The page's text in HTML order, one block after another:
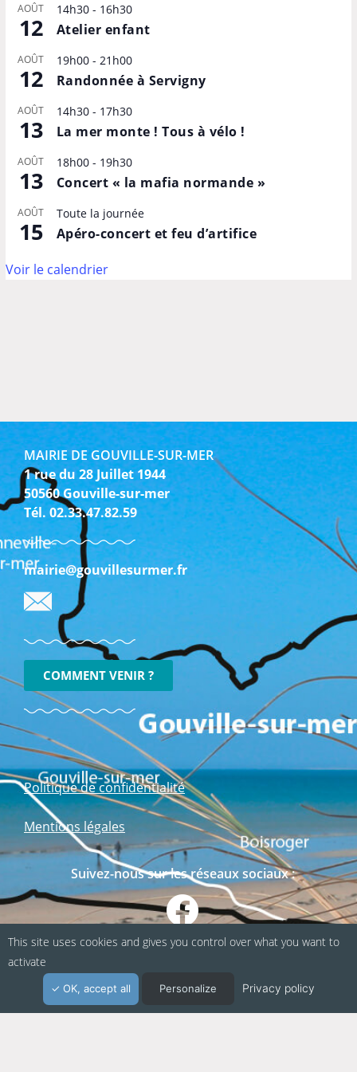
AOÛT
12
14h30- 16h30
Atelier enfant
AOÛT
12
19h00- 21h00
Randonnée à Servigny
AOÛT
13
14h30- 17h30
La mer monte ! Tous à vélo !
AOÛT
13
18h00- 19h30
Concert « la mafia normande »
AOÛT
15
Toute la journée
Apéro-concert et feu d’artifice
Voir le calendrier
MAIRIE DE GOUVILLE-SUR-MER
1 rue du 28 Juillet 1944
50560 Gouville-sur-mer
Tél. 02.33.47.82.59
mairie@gouvillesurmer.fr
COMMENT VENIR ?
Politique de confidentialité
Mentions légales
Suivez-nous sur les réseaux sociaux :
This site uses cookies and gives you control over what you want to
activate
OK, accept all Personalize Privacy policy